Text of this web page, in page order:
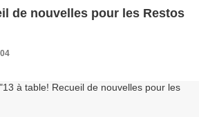
de nouvelles pour les Restos